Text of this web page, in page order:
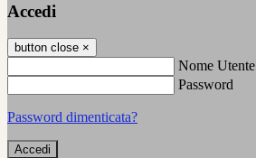
Accedi
button close ×
Nome Utente
Password
Password dimenticata?